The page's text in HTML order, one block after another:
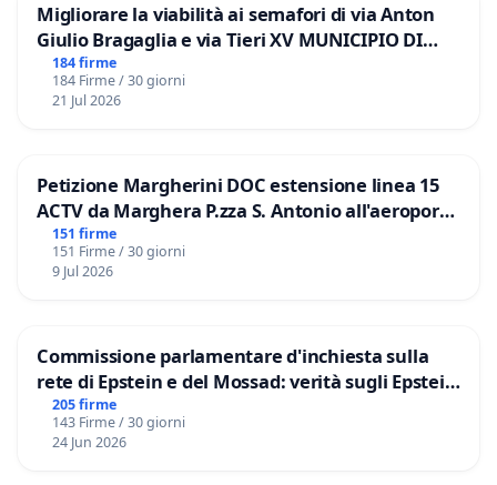
Migliorare la viabilità ai semafori di via Anton
Giulio Bragaglia e via Tieri XV MUNICIPIO DI
ROMA
184 firme
184 Firme / 30 giorni
21 Jul 2026
Petizione Margherini DOC estensione linea 15
ACTV da Marghera P.zza S. Antonio all'aeroporto
Marco Polo tariffa a € 1,50
151 firme
151 Firme / 30 giorni
9 Jul 2026
Commissione parlamentare d'inchiesta sulla
rete di Epstein e del Mossad: verità sugli Epstein
Files
205 firme
143 Firme / 30 giorni
24 Jun 2026